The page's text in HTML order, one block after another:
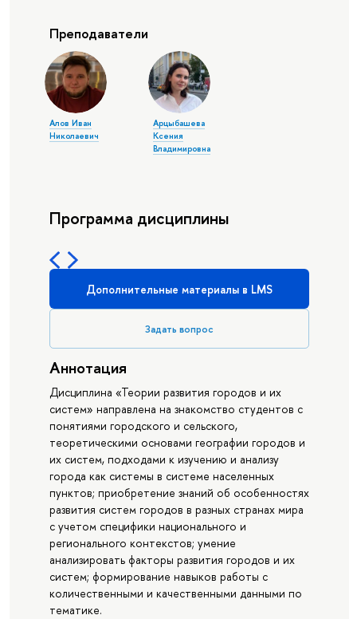
Преподаватели
Алов Иван
Николаевич
Арцыбашева
Ксения
Владимировна
Программа дисциплины
Дополнительные материалы в LMS
Задать вопрос
Аннотация
Дисциплина «Теории развития городов и их
систем» направлена на знакомство студентов с
понятиями городского и сельского,
теоретическими основами географии городов и
их систем, подходами к изучению и анализу
города как системы в системе населенных
пунктов; приобретение знаний об особенностях
развития систем городов в разных странах мира
с учетом специфики национального и
регионального контекстов; умение
анализировать факторы развития городов и их
систем; формирование навыков работы с
количественными и качественными данными по
тематике.